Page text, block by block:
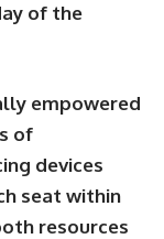
of the
empowered
of
devices
seat within
resources